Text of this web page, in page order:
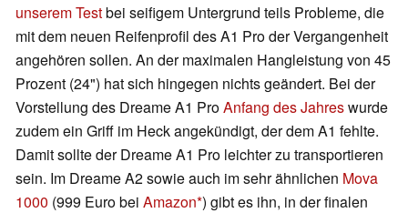
unserem Testbei seifigem Untergrund teils Probleme, die
mit dem neuen Reifenprofil des A1 Pro der Vergangenheit
angehören sollen. An der maximalen Hangleistung von 45
Prozent (24") hat sich hingegen nichts geändert. Bei der
Vorstellung des Dreame A1 ProAnfang des Jahreswurde
zudem ein Griff im Heck angekündigt, der dem A1 fehlte.
Damit sollte der Dreame A1 Pro leichter zu transportieren
sein. Im Dreame A2 sowie auch im sehr ähnlichen Mova
1000 (999 Euro bei Amazon ) gibt es ihn, in der finalen